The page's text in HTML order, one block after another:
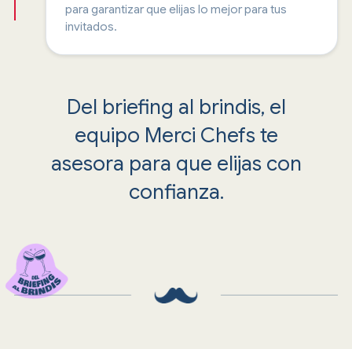
para garantizar que elijas lo mejor para tus
invitados.
Del briefing al brindis, el
equipo Merci Chefs te
asesora para que elijas con
confianza.